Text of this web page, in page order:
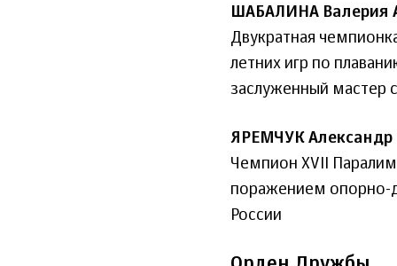
ШАБАЛИНА Валерия
Двукратная
летних игр по
заслуженный мастер
ЯРЕМЧУК Александр
Чемпион XVII
поражением опорно-
России